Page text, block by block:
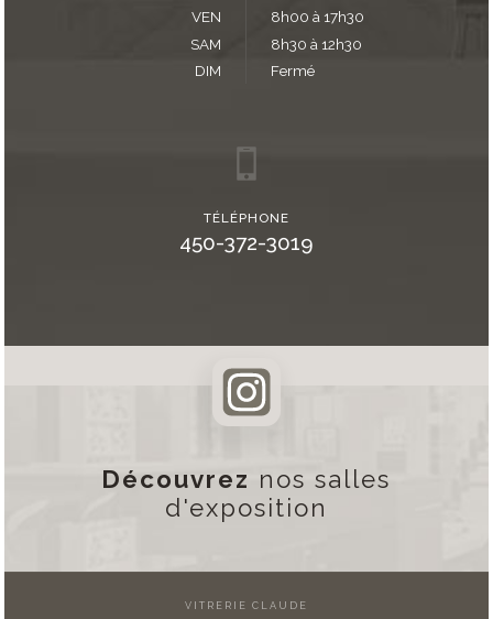
VEN
8h00 à 17h30
SAM
8h30 à 12h30
DIM
Fermé
TÉLÉPHONE
450-372-3019
Découvrez nos salles
d'exposition
VITRERIE CLAUDE